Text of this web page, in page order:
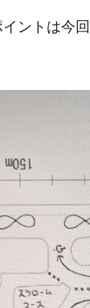
ントは今